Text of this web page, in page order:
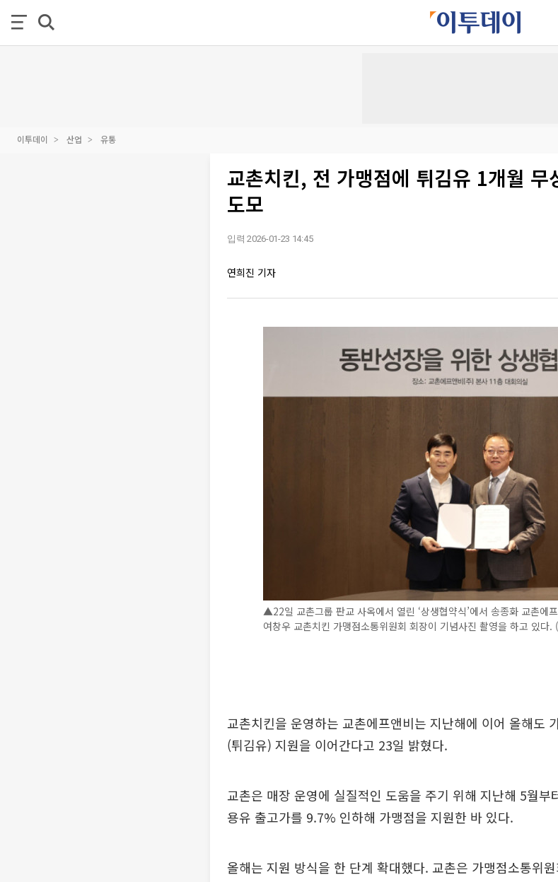
이투데이 산업 유통
교촌치킨, 전 가맹점에 튀김유 1개월
도모
입력 2026-01-23 14:45
연희진 기자
▲22일 교촌그룹 판교 사옥에서 열린 ‘상생협약식’에서 송종화 교촌에
여창우 교촌치킨 가맹점소통위원회 회장이 기념사진 촬영을 하고 있다.
교촌치킨을 운영하는 교촌에프앤비는 지난해에 이어 올해도
(튀김유) 지원을 이어간다고 23일 밝혔다.
교촌은 매장 운영에 실질적인 도움을 주기 위해 지난해 5월
용유 출고가를 9.7% 인하해 가맹점을 지원한 바 있다.
올해는 지원 방식을 한 단계 확대했다. 교촌은 가맹점소통위